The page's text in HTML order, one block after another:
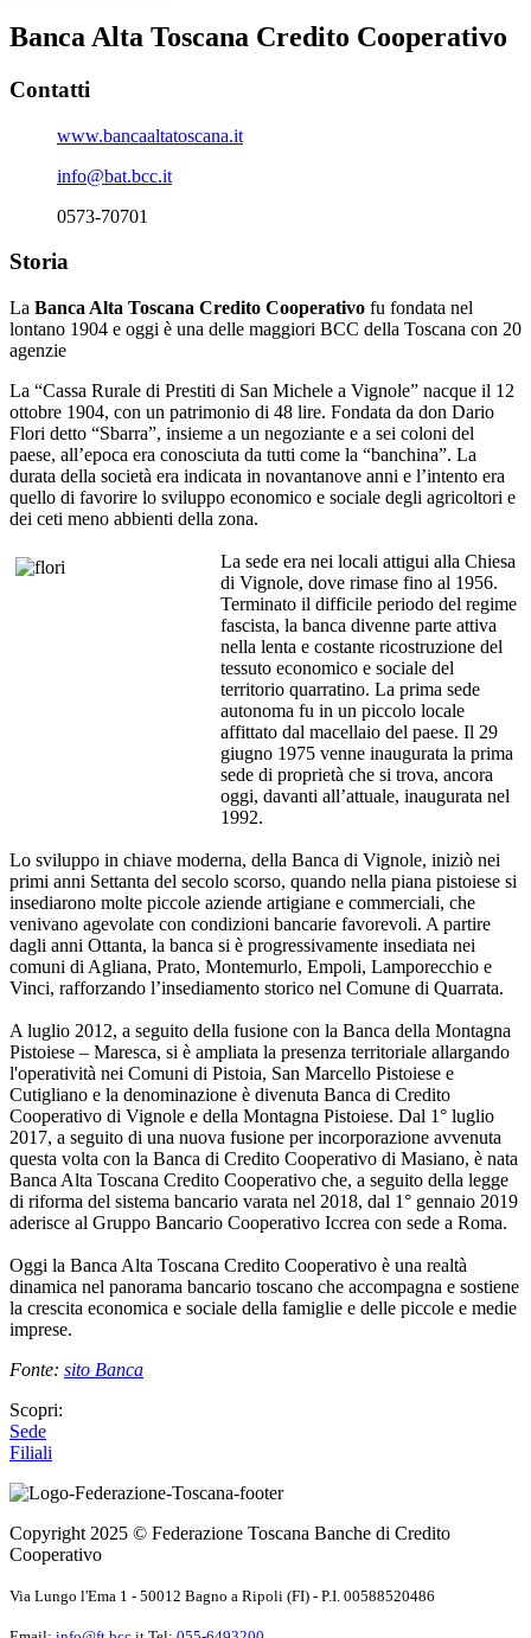
Banca Alta Toscana Credito Cooperativo
Contatti
www.bancaaltatoscana.it
info@bat.bcc.it
0573-70701
Storia
La Banca Alta Toscana Credito Cooperativo fu fondata nel
lontano 1904 e oggi è una delle maggiori BCC della Toscana con 20
agenzie
La “Cassa Rurale di Prestiti di San Michele a Vignole” nacque il 12
ottobre 1904, con un patrimonio di 48 lire. Fondata da don Dario
Flori detto “Sbarra”, insieme a un negoziante e a sei coloni del
paese, all’epoca era conosciuta da tutti come la “banchina”. La
durata della società era indicata in novantanove anni e l’intento era
quello di favorire lo sviluppo economico e sociale degli agricoltori e
dei ceti meno abbienti della zona.
La sede era nei locali attigui alla Chiesa
di Vignole, dove rimase fino al 1956.
Terminato il difficile periodo del regime
fascista, la banca divenne parte attiva
nella lenta e costante ricostruzione del
tessuto economico e sociale del
territorio quarratino. La prima sede
autonoma fu in un piccolo locale
affittato dal macellaio del paese. Il 29
giugno 1975 venne inaugurata la prima
sede di proprietà che si trova, ancora
oggi, davanti all’attuale, inaugurata nel
1992.
Lo sviluppo in chiave moderna, della Banca di Vignole, iniziò nei
primi anni Settanta del secolo scorso, quando nella piana pistoiese si
insediarono molte piccole aziende artigiane e commerciali, che
venivano agevolate con condizioni bancarie favorevoli. A partire
dagli anni Ottanta, la banca si è progressivamente insediata nei
comuni di Agliana, Prato, Montemurlo, Empoli, Lamporecchio e
Vinci, rafforzando l’insediamento storico nel Comune di Quarrata.
A luglio 2012, a seguito della fusione con la Banca della Montagna
Pistoiese – Maresca, si è ampliata la presenza territoriale allargando
l'operatività nei Comuni di Pistoia, San Marcello Pistoiese e
Cutigliano e la denominazione è divenuta Banca di Credito
Cooperativo di Vignole e della Montagna Pistoiese. Dal 1° luglio
2017, a seguito di una nuova fusione per incorporazione avvenuta
questa volta con la Banca di Credito Cooperativo di Masiano, è nata
Banca Alta Toscana Credito Cooperativo che, a seguito della legge
di riforma del sistema bancario varata nel 2018, dal 1° gennaio 2019
aderisce al Gruppo Bancario Cooperativo Iccrea con sede a Roma.
Oggi la Banca Alta Toscana Credito Cooperativo è una realtà
dinamica nel panorama bancario toscano che accompagna e sostiene
la crescita economica e sociale della famiglie e delle piccole e medie
imprese.
Fonte: sito Banca
Scopri:
Sede
Filiali
Copyright 2025 © Federazione Toscana Banche di Credito
Cooperativo
Via Lungo l'Ema 1 - 50012 Bagno a Ripoli (FI) - P.I. 00588520486